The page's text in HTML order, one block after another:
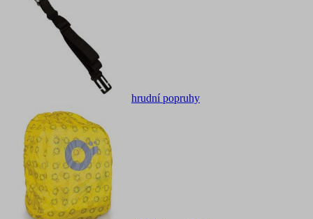
hrudní popruhy